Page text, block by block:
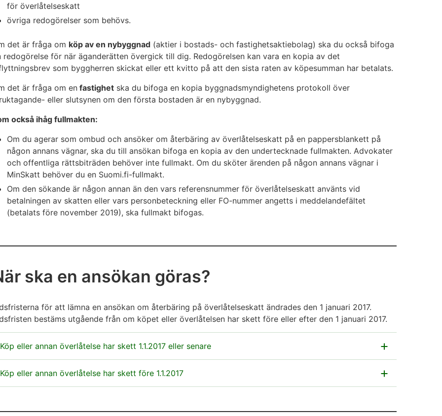
för överlåtelseskatt
övriga redogörelser som behövs.
det är fråga om köp av en nybyggnad (aktier i bostads- och fastighetsaktiebolag) ska du också bifoga
redogörelse för när äganderätten övergick till dig. Redogörelsen kan vara en kopia av det
som byggherren skickat eller ett kvitto på att den sista raten av köpesumman har betalats.
det är fråga om en fastighet ska du bifoga en kopia byggnadsmyndighetens protokoll över
eller slutsynen om den första bostaden är en nybyggnad.
också ihåg fullmakten:
Om du agerar som ombud och ansöker om återbäring av överlåtelseskatt på en pappersblankett på
någon annans vägnar, ska du till ansökan bifoga en kopia av den undertecknade fullmakten. Advokater
och offentliga rättsbiträden behöver inte fullmakt. Om du sköter ärenden på någon annans vägnar i
MinSkatt behöver du en Suomi.fi-fullmakt.
Om den sökande är någon annan än den vars referensnummer för överlåtelseskatt använts vid
betalningen av skatten eller vars personbeteckning eller FO-nummer angetts i meddelandefältet
(betalats före november 2019), ska fullmakt bifogas.
ska en ansökan göras?
för att lämna en ansökan om återbäring på överlåtelseskatt ändrades den 1 januari 2017.
bestäms utgående från om köpet eller överlåtelsen har skett före eller efter den 1 januari 2017.
Köp eller annan överlåtelse har skett 1.1.2017 eller senare
ska lämnas inom 1 år
Köp eller annan överlåtelse har skett före 1.1.2017